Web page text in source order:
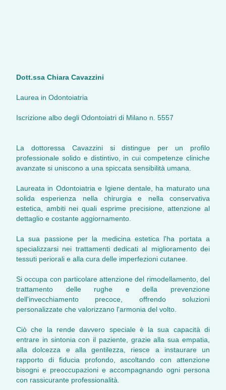
Dott.ssa Chiara Cavazzini
Laurea in Odontoiatria
Iscrizione albo degli Odontoiatri di Milano n. 5557
La dottoressa Cavazzini si distingue per un profilo
professionale solido e distintivo, in cui competenze cliniche
avanzate si uniscono a una spiccata sensibilità umana.
Laureata in Odontoiatria e Igiene dentale, ha maturato una
solida esperienza nella chirurgia e nella conservativa
estetica, ambiti nei quali esprime precisione, attenzione al
dettaglio e costante aggiornamento.
La sua passione per la medicina estetica l'ha portata a
specializzarsi nei trattamenti dedicati al miglioramento dei
tessuti periorali e alla cura delle imperfezioni cutanee.
Si occupa con particolare attenzione del rimodellamento, del
trattamento delle rughe e della prevenzione
dell'invecchiamento precoce, offrendo soluzioni
personalizzate che valorizzano l'armonia del volto.
Ciò che la rende davvero speciale è la sua capacità di
entrare in sintonia con il paziente, grazie alla sua empatia,
alla dolcezza e alla gentilezza, riesce a instaurare un
rapporto di fiducia profondo, ascoltando con attenzione
bisogni e preoccupazioni e accompagnando ogni persona
con rassicurante professionalità.